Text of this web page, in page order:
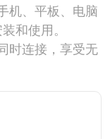
机、平板、电脑
和使用。
时连接，享受无